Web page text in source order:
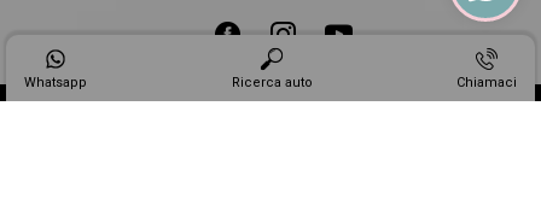
Made inWeb Industry ®
Whatsapp Ricerca auto Chiamaci